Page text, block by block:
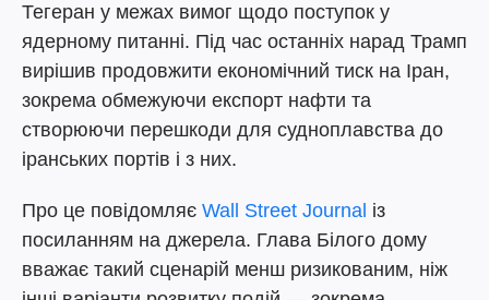
Тегеран у межах вимог щодо поступок у
ядерному питанні. Під час останніх нарад Трамп
вирішив продовжити економічний тиск на Іран,
зокрема обмежуючи експорт нафти та
створюючи перешкоди для судноплавства до
іранських портів і з них.
Про це повідомляє Wall Street Journal із
посиланням на джерела. Глава Білого дому
вважає такий сценарій менш ризикованим, ніж